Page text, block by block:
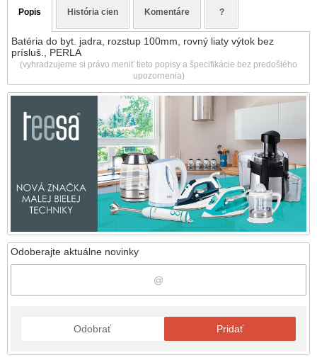
Odoberajte aktuálne novinky
Odobrať Pridať
Popis História cien Komentáre ?
Batéria do byt. jadra, rozstup 100mm, rovný liaty výtok bez
prísluš., PERLA
(vyhradzujeme si právo meniť tieto popisy a špecifikácie bez predošlého
upozornenia)